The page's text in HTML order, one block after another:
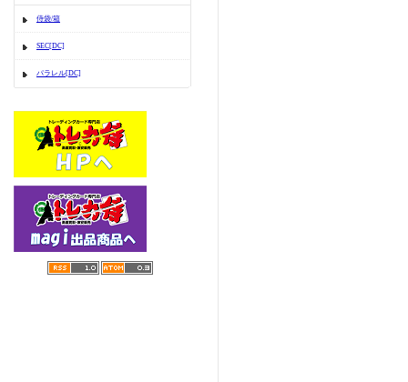
侍袋/箱
SEC[DC]
パラレル[DC]